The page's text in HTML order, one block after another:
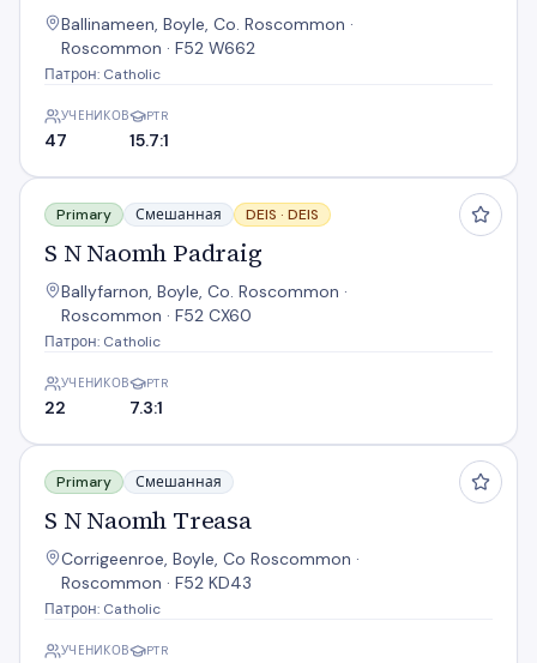
Ballinameen, Boyle, Co. Roscommon ·
Roscommon · F52 W662
Патрон: Catholic
УЧЕНИКОВ
47
PTR
15.7:1
S N Naomh Padraig
Primary Смешанная DEIS · DEIS
S N Naomh Padraig
Ballyfarnon, Boyle, Co. Roscommon ·
Roscommon · F52 CX60
Патрон: Catholic
УЧЕНИКОВ
22
PTR
7.3:1
S N Naomh Treasa
Primary Смешанная
S N Naomh Treasa
Corrigeenroe, Boyle, Co Roscommon ·
Roscommon · F52 KD43
Патрон: Catholic
УЧЕНИКОВ PTR